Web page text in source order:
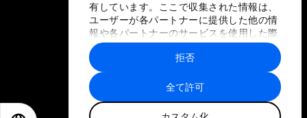
有しています。ここで収集された情報は、
ユーザーが各パートナーに提供した他の情
報や各パートナーのサービスを使用した際
に収集された情報と組み合わされ、各パー
トナーによって使用されることがありま
す。
全て許可
拒否
プライバシーポリシーと利用規約
サイトマップ